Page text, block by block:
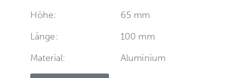
Höhe:
65 mm
Länge:
100 mm
Material:
Aluminium